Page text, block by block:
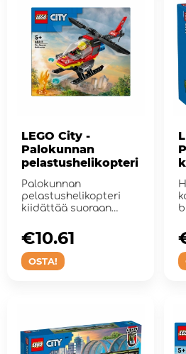
LEGO City -
Palokunnan
pelastushelikopteri
Palokunnan
pelastushelikopteri
kiidättää suoraan
OSTA!
€10.61